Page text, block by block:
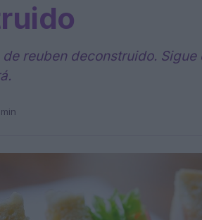
reuben deconstruido. Sigue
min